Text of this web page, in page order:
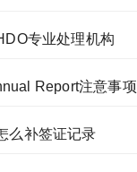
专业处理机构
Report注意事项
么补签证记录